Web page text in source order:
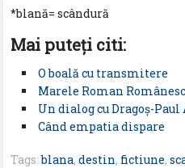
*blană= scândură
Mai puteţi citi:
O boală cu transmitere
Marele Roman Românesc
Un dialog cu Dragoş-
Când empatia dispare
Tags:blana,destin, fictiune,